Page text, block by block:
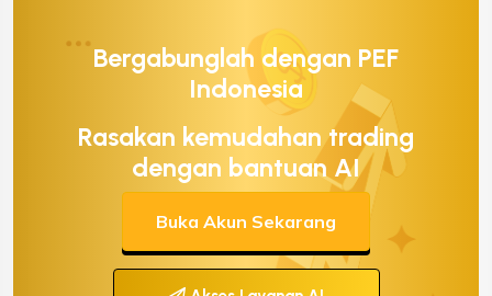
Bergabunglah dengan PEF
Indonesia
Rasakan kemudahan trading
dengan bantuan AI
Buka Akun Sekarang